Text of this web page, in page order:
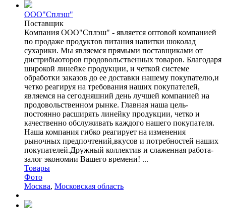
ООО"Сплэш"
Поставщик
Компания OOO"Сплэш" - является оптовой компанией
по продаже продуктов питания напитки шоколад
сухарики. Мы являемся прямыми поставщиками от
дистрибьюторов продовольственных товаров. Благодаря
широкой линейке продукции, и четкой системе
обработки заказов до ее доставки нашему покупателю,и
четко реагируя на требования наших покупателей,
являемся на сегодняшний день лучшей компанией на
продовольственном рынке. Главная наша цель-
постоянно расширять линейку продукции, четко и
качественно обслуживать каждого нашего покупателя.
Наша компания гибко реагирует на изменения
рыночных предпочтений,вкусов и потребностей наших
покупателей.Дружный коллектив и слаженная работа-
залог экономии Вашего времени! ...
Товары
Фото
Москва, Московская область